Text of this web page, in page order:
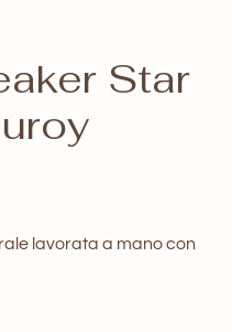
Star
lavorata a mano con